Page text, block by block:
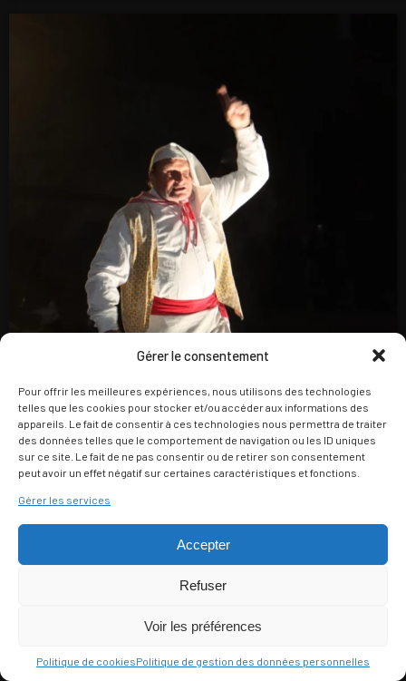
Gérer le consentement
Pour offrir les meilleures expériences, nous utilisons des technologies
telles que les cookies pour stocker et/ou accéder aux informations des
appareils. Le fait de consentir à ces technologies nous permettra de traiter
des données telles que le comportement de navigation ou les ID uniques
sur ce site. Le fait de ne pas consentir ou de retirer son consentement
peut avoir un effet négatif sur certaines caractéristiques et fonctions.
Gérer les services
Accepter
Refuser
Voir les préférences
Politique de cookiesPolitique de gestion des données personnelles